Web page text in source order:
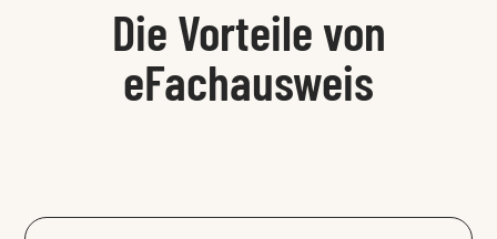
Die Vorteile von
eFachausweis